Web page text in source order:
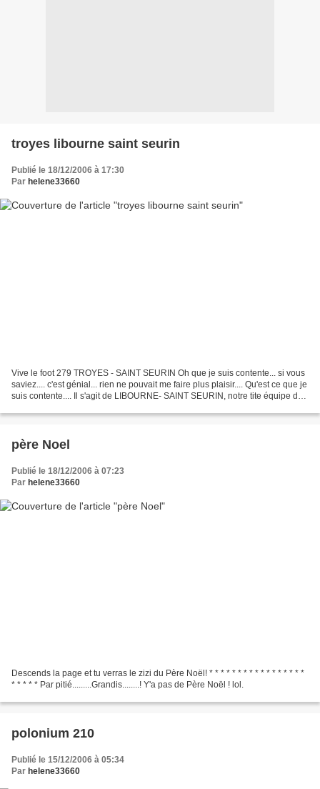
troyes libourne saint seurin
Publié le 18/12/2006 à 17:30
Par helene33660
Vive le foot 279 TROYES - SAINT SEURIN Oh que je suis contente... si vous
saviez.... c'est génial... rien ne pouvait me faire plus plaisir.... Qu'est ce que je
suis contente.... Il s'agit de LIBOURNE- SAINT SEURIN, notre tite équipe de
père Noel
Publié le 18/12/2006 à 07:23
Par helene33660
Descends la page et tu verras le zizi du Père Noël! * * * * * * * * * * * * * * * * *
* * * * * Par pitié.........Grandis........! Y'a pas de Père Noël ! lol.
polonium 210
Publié le 15/12/2006 à 05:34
Par helene33660